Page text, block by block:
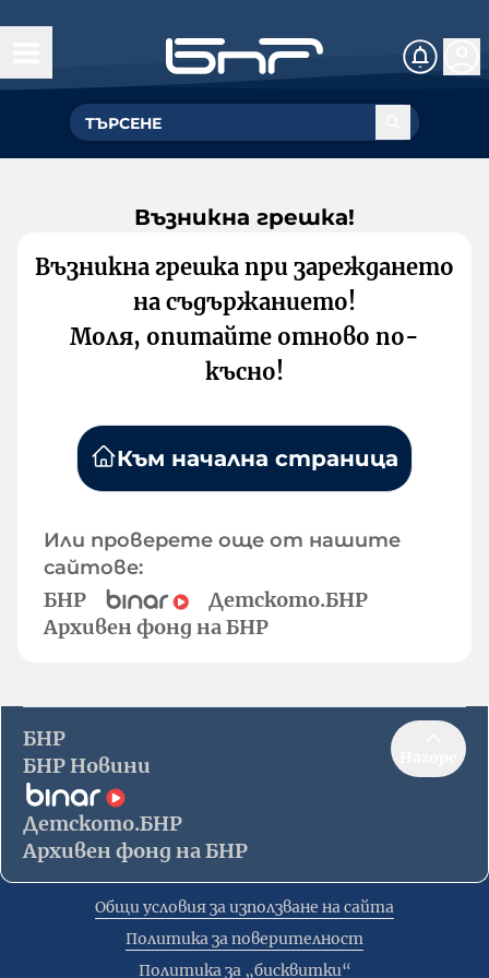
Възникна грешка!
Възникна грешка при зареждането
на съдържанието!
Моля, опитайте отново по-
късно!
Към начална страница
Или проверете още от нашите
сайтове:
БНР
Детското.БНР
Архивен фонд на БНР
БНР
БНР Новини
Детското.БНР
Архивен фонд на БНР
Общи условия за използване на сайта
Политика за поверителност
Политика за „бисквитки“